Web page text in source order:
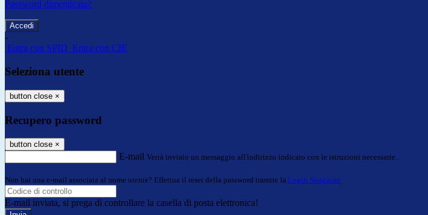
Password dimenticata?
-
Entra con SPID Entra con CIE
Seleziona utente
button close ×
Recupero password
button close ×
E-mail Verrà inviato un messaggio all'indirizzo indicato con le istruzioni necessarie.
Non hai una e-mail associata al nome utente? Effettua il reset della password tramite la Login Spaggiari
E-mail inviata, si prega di controllare la casella di posta elettronica!